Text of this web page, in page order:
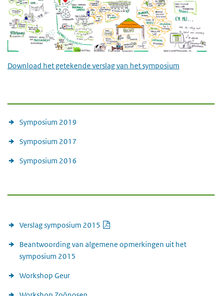
Download het getekende verslag van het symposium
Symposia
Symposium 2019
Symposium 2017
Symposium 2016
Verslag symposium 2015
Beantwoording van algemene opmerkingen uit het
symposium 2015
Workshop Geur